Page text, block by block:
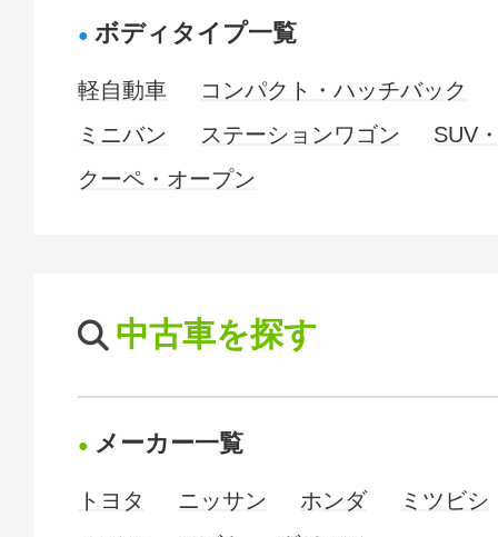
ボディタイプ一覧
軽自動車
コンパクト・ハッチバック
ミニバン
ステーションワゴン
SUV
クーペ・オープン
中古車を探す
メーカー一覧
トヨタ ニッサン ホンダ
ミツビシ